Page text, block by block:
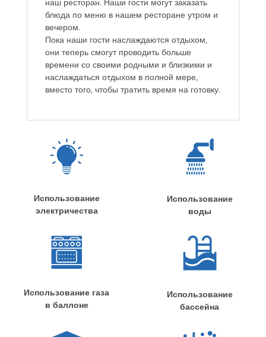
наш ресторан. Наши гости могут заказать
блюда по меню в нашем ресторане утром и
вечером.
Пока наши гости наслаждаются отдыхом,
они теперь смогут проводить больше
времени со своими родными и близкими и
наслаждаться отдыхом в полной мере,
вместо того, чтобы тратить время на готовку.
Использование
электричества
Использование
воды
Использование газа
в баллоне
Использование
бассейна